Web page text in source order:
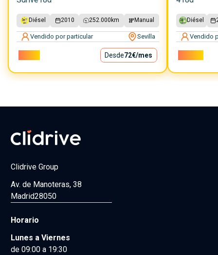
Diésel 2010 252.000 km Manual
Vendido por particular Sevilla
Desde72€/mes
Diésel
Vendido
Clidrive Group
Av. de Manoteras, 38
Madrid28050
Horario
Lunes a Viernes
de 09:00 a 19:30